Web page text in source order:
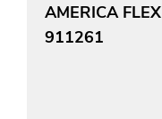
AMERICA FLEX
911261